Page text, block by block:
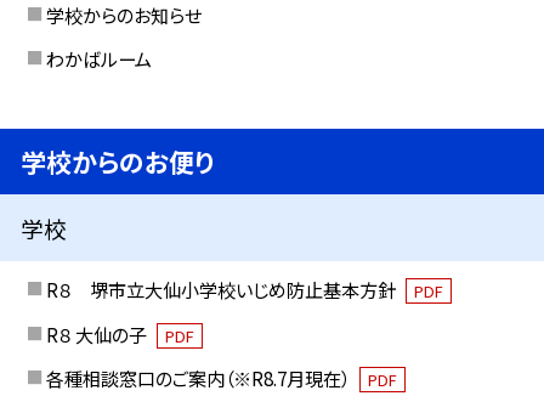
学校からのお知らせ
わかばルーム
学校からのお便り
学校
R８ 堺市立大仙小学校いじめ防止基本方針 PDF
R８ 大仙の子 PDF
各種相談窓口のご案内（※R8.7月現在） PDF